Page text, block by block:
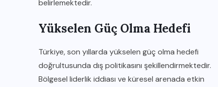
belirlemektedir.
Yükselen Güç Olma Hedefi
Türkiye, son yıllarda yükselen güç olma hedefi
doğrultusunda dış politikasını şekillendirmektedir.
Bölgesel liderlik iddiası ve küresel arenada etkin